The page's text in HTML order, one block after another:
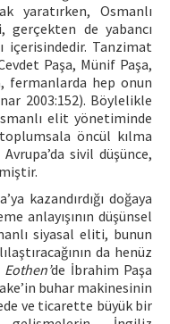
yaratırken, Osmanlı
gerçekten de yabancı
içerisindedir. Tanzimat
Paşa, Münif Paşa,
fermanlarda hep onun
2003:152). Böylelikle
elit yönetiminde
öncül kılma
sivil düşünce,
kazandırdığı doğaya
anlayışının düşünsel
siyasal eliti, bunun
da henüz
Eothen’de İbrahim Paşa
buhar makinesinin
ve ticarette büyük bir